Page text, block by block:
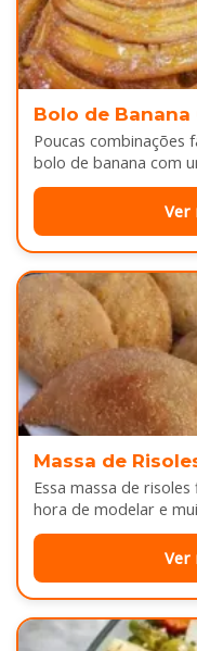
Bolo de Banana
Poucas combinações
bolo de banana com
Enquanto assa,
Ver
Massa de
Essa massa de
hora de modelar e
Ver